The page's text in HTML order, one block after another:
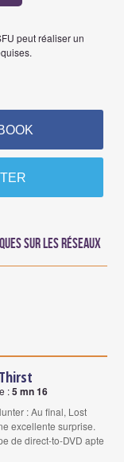
peut réaliser un
sur les réseaux
:5 mn 16
: Au final, Lost
excellente surprise.
de direct-to-DVD apte